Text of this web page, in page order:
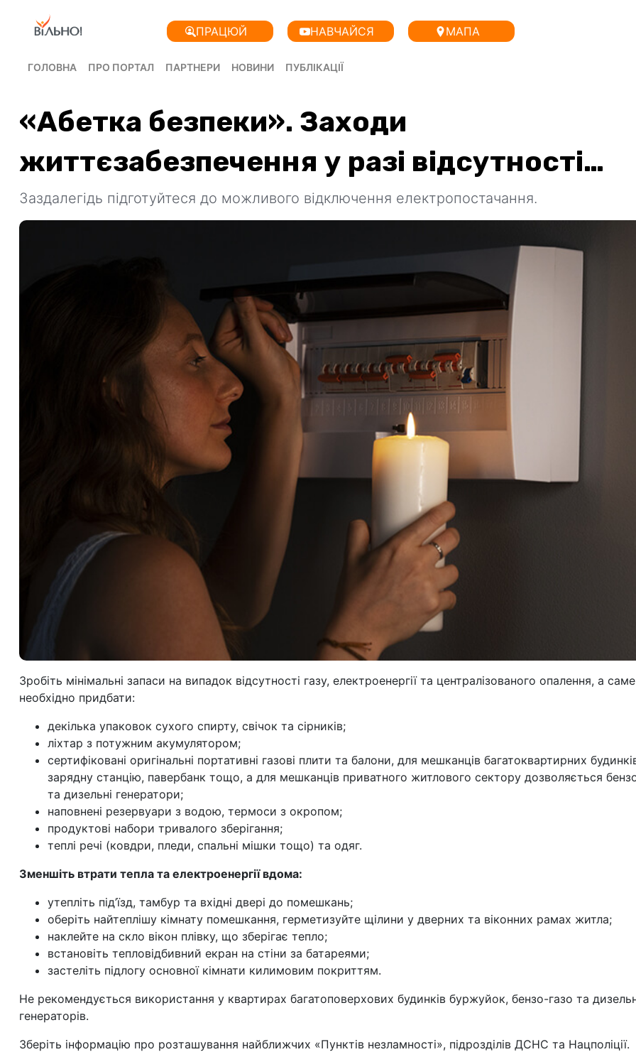
ПРАЦЮЙ НАВЧАЙСЯ МАПА
ГОЛОВНА ПРО ПОРТАЛ ПАРТНЕРИ НОВИНИ ПУБЛІКАЦІЇ
«Абетка безпеки». Заходи
життєзабезпечення у разі відсутності
електропостачання
Заздалегідь підготуйтеся до можливого відключення електропостачання.
Зробіть мінімальні запаси на випадок відсутності газу, електроенергії та централізованого опалення, а саме
необхідно придбати:
декілька упаковок сухого спирту, свічок та сірників;
ліхтар з потужним акумулятором;
сертифіковані оригінальні портативні газові плити та балони, для мешканців багатоквартирних
зарядну станцію, павербанк тощо, а для мешканців приватного житлового сектору дозволяється
та дизельні генератори;
наповнені резервуари з водою, термоси з окропом;
продуктові набори тривалого зберігання;
теплі речі (ковдри, пледи, спальні мішки тощо) та одяг.
Зменшіть втрати тепла та електроенергії вдома:
утепліть під’їзд, тамбур та вхідні двері до помешкань;
оберіть найтеплішу кімнату помешкання, герметизуйте щілини у дверних та віконних рамах житла;
наклейте на скло вікон плівку, що зберігає тепло;
встановіть тепловідбивний екран на стіни за батареями;
застеліть підлогу основної кімнати килимовим покриттям.
Не рекомендується використання у квартирах багатоповерхових будинків буржуйок, бензо-газо та
генераторів.
Зберіть інформацію про розташування найближчих «Пунктів незламності», підрозділів ДСНС та Нацполіції.